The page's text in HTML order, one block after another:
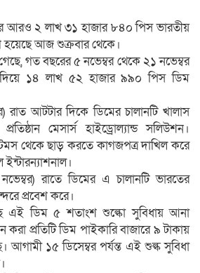
আরও ২ লাখ ৩১ হাজার ৮৪০ পিস ভারতীয়
হয়েছে আজ শুক্রবার থেকে।
গত বছরের ৫ নভেম্বর থেকে ২১ নভেম্বর
দিয়ে ১৪ লাখ ৫২ হাজার ৯৯০ পিস ডিম
রাত আটটার দিকে ডিমের চালানটি খালাস
মেসার্স হাইড্রোল্যান্ড সলিউশন।
থেকে ছাড় করতে কাগজপত্র দাখিল করে
রাতে ডিমের এ চালানটি ভারতের
প্রবেশ করে।
এই ডিম ৫ শতাংশ শুল্কো সুবিধায় আনা
প্রতিটি ডিম পাইকারি বাজারে ৯ টাকায়
আগামী ১৫ ডিসেম্বর পর্যন্ত এই শুল্ক সুবিধা